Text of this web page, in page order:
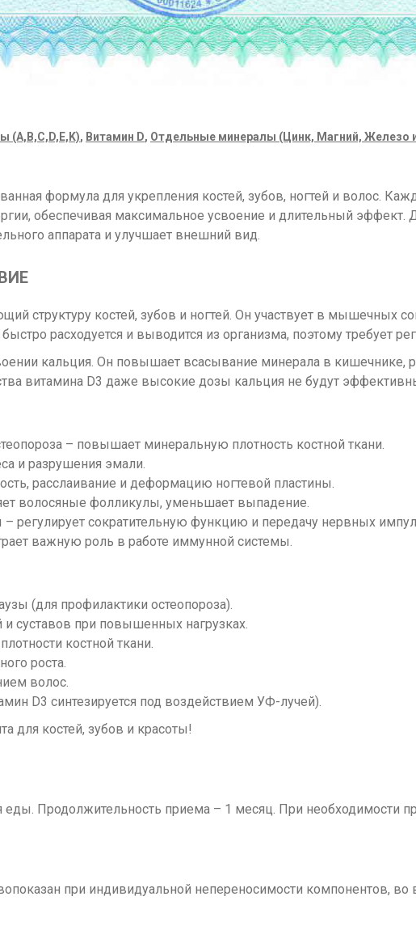
(A,B,C,D,E,K), Витамин D, Отдельные минералы (Цинк, Магний, Железо
формула для укрепления костей, зубов, ногтей и волос.
обеспечивая максимальное усвоение и длительный
аппарата и улучшает внешний вид.
структуру костей, зубов и ногтей. Он участвует в мышечных
расходуется и выводится из организма, поэтому требует
кальция. Он повышает всасывание минерала в кишечнике,
витамина D3 даже высокие дозы кальция не будут
– повышает минеральную плотность костной ткани.
и разрушения эмали.
расслаивание и деформацию ногтевой пластины.
волосяные фолликулы, уменьшает выпадение.
сократительную функцию и передачу нервных
важную роль в работе иммунной системы.
(для профилактики остеопороза).
суставов при повышенных нагрузках.
костной ткани.
роста.
волос.
D3 синтезируется под воздействием УФ-лучей).
для костей, зубов и красоты!
Продолжительность приема – 1 месяц. При необходимости
при индивидуальной непереносимости компонентов, во